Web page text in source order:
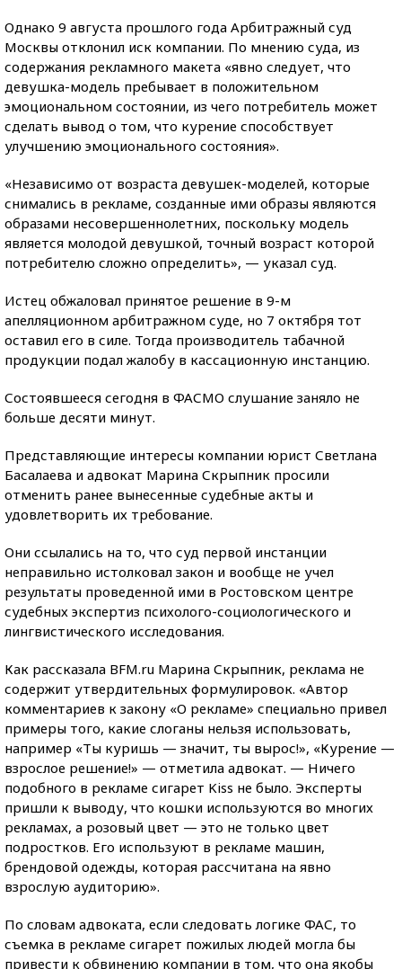
Однако 9 августа прошлого года Арбитражный суд
Москвы отклонил иск компании. По мнению суда, из
содержания рекламного макета «явно следует, что
девушка-модель пребывает в положительном
эмоциональном состоянии, из чего потребитель может
сделать вывод о том, что курение способствует
улучшению эмоционального состояния».
«Независимо от возраста девушек-моделей, которые
снимались в рекламе, созданные ими образы являются
образами несовершеннолетних, поскольку модель
является молодой девушкой, точный возраст которой
потребителю сложно определить», — указал суд.
Истец обжаловал принятое решение в 9-м
апелляционном арбитражном суде, но 7 октября тот
оставил его в силе. Тогда производитель табачной
продукции подал жалобу в кассационную инстанцию.
Состоявшееся сегодня в ФАСМО слушание заняло не
больше десяти минут.
Представляющие интересы компании юрист Светлана
Басалаева и адвокат Марина Скрыпник просили
отменить ранее вынесенные судебные акты и
удовлетворить их требование.
Они ссылались на то, что суд первой инстанции
неправильно истолковал закон и вообще не учел
результаты проведенной ими в Ростовском центре
судебных экспертиз психолого-социологического и
лингвистического исследования.
Как рассказала BFM.ru Марина Скрыпник, реклама не
содержит утвердительных формулировок. «Автор
комментариев к закону «О рекламе» специально привел
примеры того, какие слоганы нельзя использовать,
например «Ты куришь — значит, ты вырос!», «Курение —
взрослое решение!» — отметила адвокат. — Ничего
подобного в рекламе сигарет Kiss не было. Эксперты
пришли к выводу, что кошки используются во многих
рекламах, а розовый цвет — это не только цвет
подростков. Его используют в рекламе машин,
брендовой одежды, которая рассчитана на явно
взрослую аудиторию».
По словам адвоката, если следовать логике ФАС, то
съемка в рекламе сигарет пожилых людей могла бы
привести к обвинению компании в том, что она якобы